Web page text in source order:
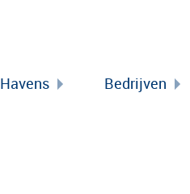
Havens Bedrijven